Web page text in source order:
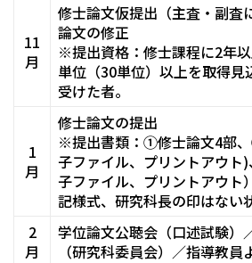
11
月
修士論文仮提出（主査・副査
論文の修正
※提出資格：修士課程に2年
単位（30単位）以上を取得見
受けた者。
1
月
修士論文の提出
※提出書類：①修士論文4部
子ファイル、プリントアウ
子ファイル、プリントアウ
記様式、研究科長の印はない
2
月
学位論文公聴会（口述試験）
（研究科委員会）／指導教員